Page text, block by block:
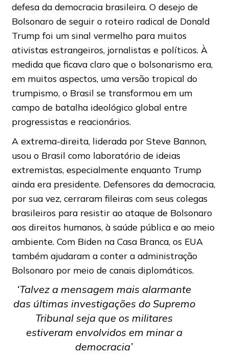
defesa da democracia brasileira. O desejo de
Bolsonaro de seguir o roteiro radical de Donald
Trump foi um sinal vermelho para muitos
ativistas estrangeiros, jornalistas e políticos. À
medida que ficava claro que o bolsonarismo era,
em muitos aspectos, uma versão tropical do
trumpismo, o Brasil se transformou em um
campo de batalha ideológico global entre
progressistas e reacionários.
A extrema-direita, liderada por Steve Bannon,
usou o Brasil como laboratório de ideias
extremistas, especialmente enquanto Trump
ainda era presidente. Defensores da democracia,
por sua vez, cerraram fileiras com seus colegas
brasileiros para resistir ao ataque de Bolsonaro
aos direitos humanos, à saúde pública e ao meio
ambiente. Com Biden na Casa Branca, os EUA
também ajudaram a conter a administração
Bolsonaro por meio de canais diplomáticos.
‘Talvez a mensagem mais alarmante
das últimas investigações do Supremo
Tribunal seja que os militares
estiveram envolvidos em minar a
democracia’